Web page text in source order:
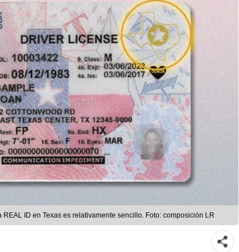
ID en Texas es relativamente sencillo. Foto: composición LR